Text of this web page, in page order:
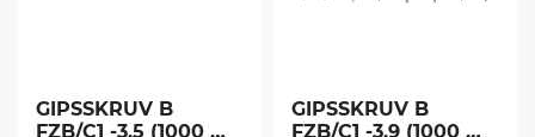
GIPSSKRUV B
FZB/C1 -3,5 (1000
GIPSSKRUV B
FZB/C1 -3,9 (1000